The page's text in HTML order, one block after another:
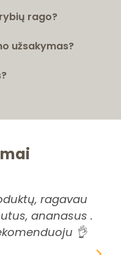
rago?
užsakymas?
ragavau
ananasus .
👌